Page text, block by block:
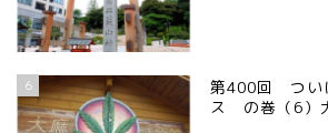
6
第400回 つい
ス の巻（6）